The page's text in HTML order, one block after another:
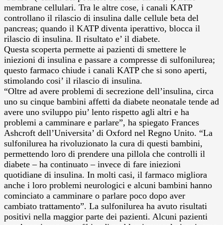
membrane cellulari. Tra le altre cose, i canali KATP
controllano il rilascio di insulina dalle cellule beta del
pancreas; quando il KATP diventa iperattivo, blocca il
rilascio di insulina. Il risultato e’ il diabete.
Questa scoperta permette ai pazienti di smettere le
iniezioni di insulina e passare a compresse di sulfonilurea;
questo farmaco chiude i canali KATP che si sono aperti,
stimolando cosi’ il rilascio di insulina.
“Oltre ad avere problemi di secrezione dell’insulina, circa
uno su cinque bambini affetti da diabete neonatale tende ad
avere uno sviluppo piu’ lento rispetto agli altri e ha
problemi a camminare e parlare”, ha spiegato Frances
Ashcroft dell’Universita’ di Oxford nel Regno Unito. “La
sulfonilurea ha rivoluzionato la cura di questi bambini,
permettendo loro di prendere una pillola che controlli il
diabete – ha continuato – invece di fare iniezioni
quotidiane di insulina. In molti casi, il farmaco migliora
anche i loro problemi neurologici e alcuni bambini hanno
cominciato a camminare o parlare poco dopo aver
cambiato trattamento”. La sulfonilurea ha avuto risultati
positivi nella maggior parte dei pazienti. Alcuni pazienti